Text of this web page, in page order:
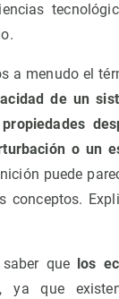
a menudo el
de un
o un
puede
conceptos.
que
los
, ya que